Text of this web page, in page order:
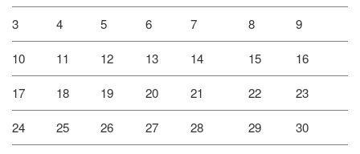
3 4 5 6 7 8 9
10 11 12 13 14 15 16
17 18 19 20 21 22 23
24 25 26 27 28 29 30